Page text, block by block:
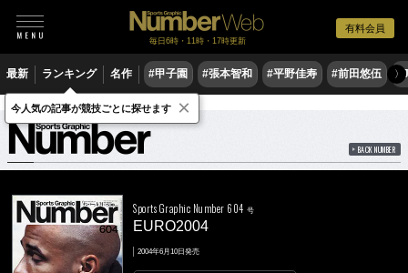
有料会員
毎日6時・11時・17時更新
最新 ランキング 名作 #甲子園 #張本智和 #平野佳寿 #前田悠伍 〉
雑誌 Number 604号
BACK NUMBER
Sports Graphic Number 604 号
EURO2004
2004年6月10日発売
今人気の記事が競技ごとに探せます ×